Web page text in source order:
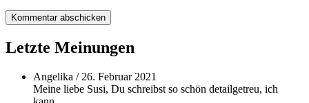
Letzte Meinungen
Angelika / 26. Februar 2021
Meine liebe Susi, Du schreibst so schön detailgetreu, ich